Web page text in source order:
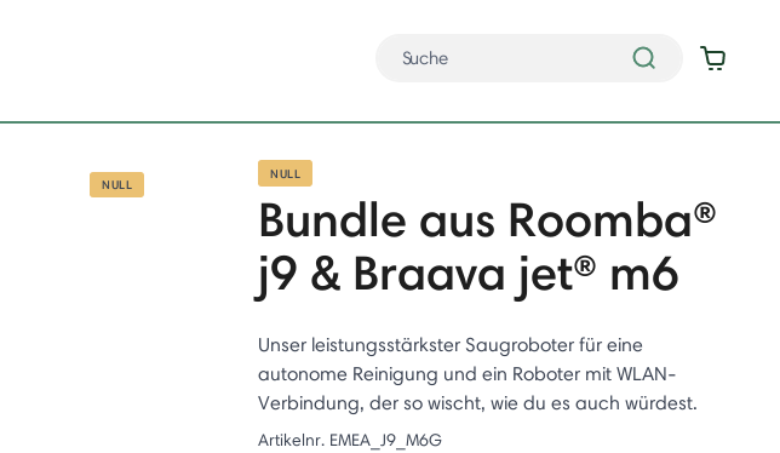
NULL
NULL
Bundle aus Roomba®
j9 & Braava jet® m6
Unser leistungsstärkster Saugroboter für eine
autonome Reinigung und ein Roboter mit WLAN-
Verbindung, der so wischt, wie du es auch würdest.
Artikelnr. EMEA_J9_M6G